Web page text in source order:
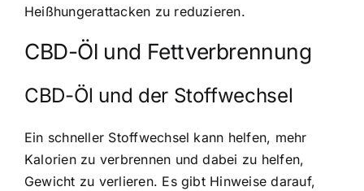
Heißhungerattacken zu reduzieren.
CBD-Öl und Fettverbrennung
CBD-Öl und der Stoffwechsel
Ein schneller Stoffwechsel kann helfen, mehr
Kalorien zu verbrennen und dabei zu helfen,
Gewicht zu verlieren. Es gibt Hinweise darauf,